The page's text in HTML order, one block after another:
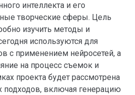
интеллекта и его
творческие сферы. Цель
изучить методы и
используются для
с применением нейросетей, а
на процесс съемок и
проекта будет рассмотрена
подходов, включая генерацию